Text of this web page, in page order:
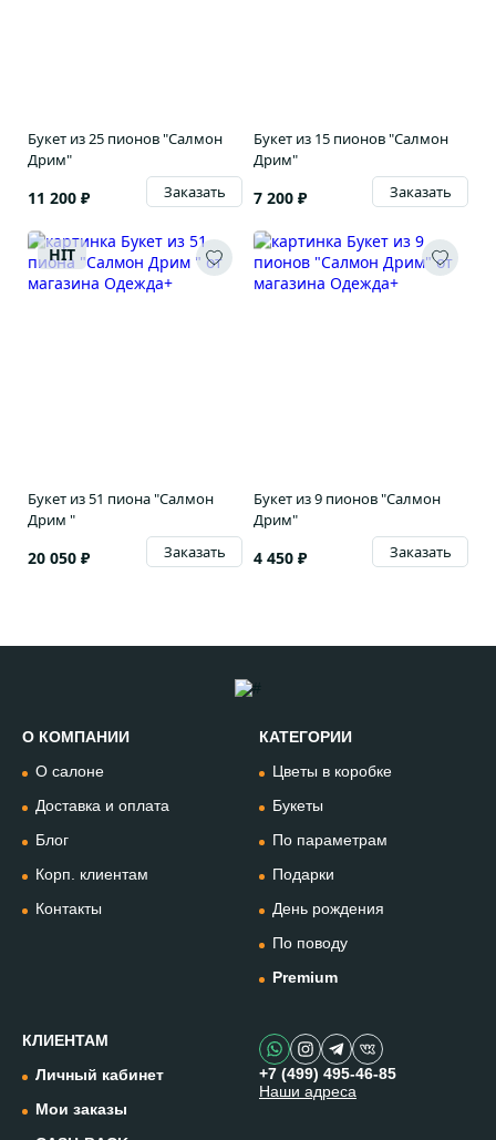
Букет из 25 пионов "Салмон
Дрим"
11 200 ₽ Заказать
Букет из 15 пионов "Салмон
Дрим"
7 200 ₽ Заказать
HIT
Букет из 51 пиона "Салмон
Дрим "
20 050 ₽ Заказать
Букет из 9 пионов "Салмон
Дрим"
4 450 ₽ Заказать
О КОМПАНИИ
О салоне
Доставка и оплата
Блог
Корп. клиентам
Контакты
КАТЕГОРИИ
Цветы в коробке
Букеты
По параметрам
Подарки
День рождения
По поводу
Premium
КЛИЕНТАМ
Личный кабинет
Мои заказы
+7 (499) 495-46-85
Наши адреса
Позвонить
+74994954685
WhatsApp
+79912981236
@omflowersbot
Instagram